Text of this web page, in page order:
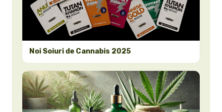
Noi Soiuri de Cannabis 2025